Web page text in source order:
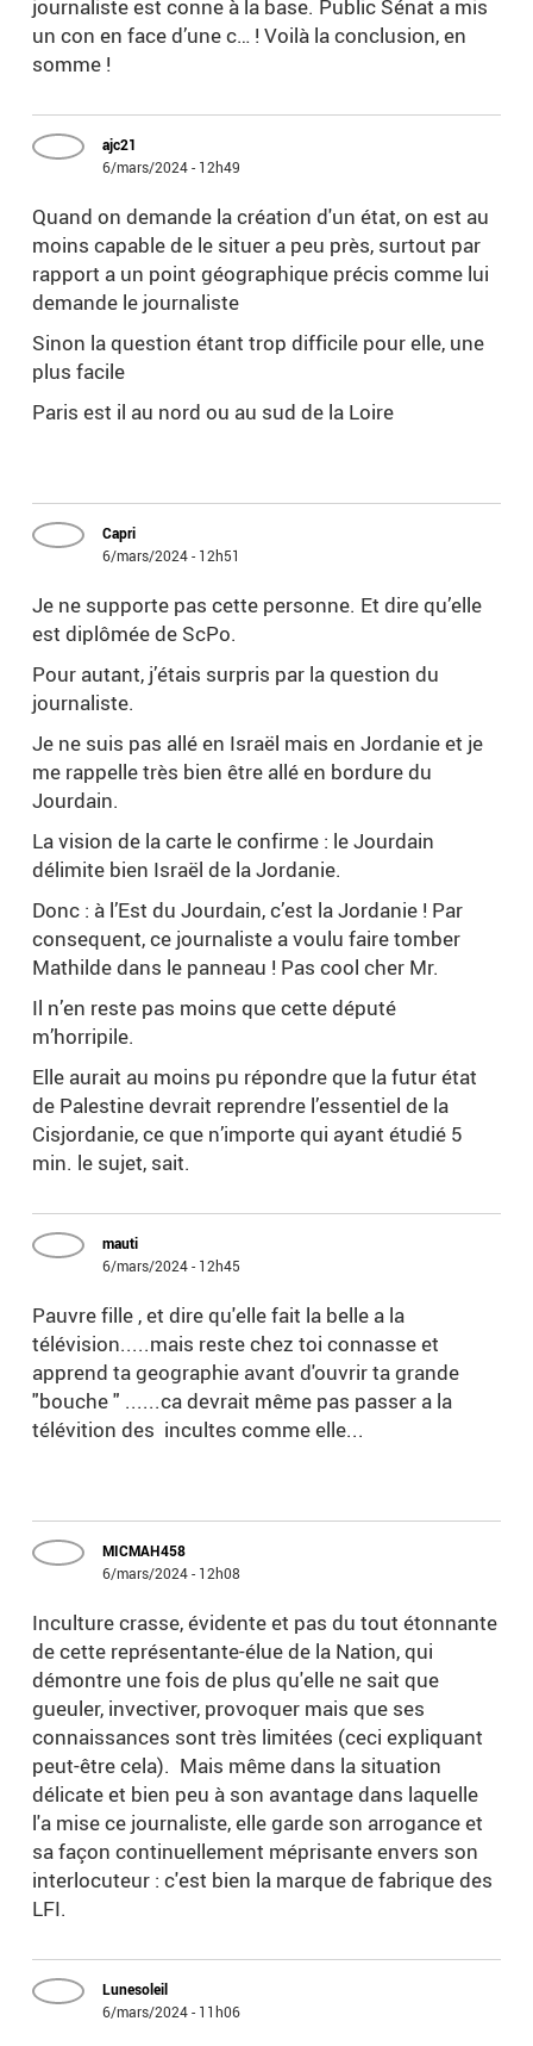
journaliste est conne à la base. Public Sénat a mis
un con en face d’une c… ! Voilà la conclusion, en
somme !
ajc21
6/mars/2024 - 12h49
Quand on demande la création d'un état, on est au
moins capable de le situer a peu près, surtout par
rapport a un point géographique précis comme lui
demande le journaliste
Sinon la question étant trop difficile pour elle, une
plus facile
Paris est il au nord ou au sud de la Loire
Capri
6/mars/2024 - 12h51
Je ne supporte pas cette personne. Et dire qu’elle
est diplômée de ScPo.
Pour autant, j’étais surpris par la question du
journaliste.
Je ne suis pas allé en Israël mais en Jordanie et je
me rappelle très bien être allé en bordure du
Jourdain.
La vision de la carte le confirme : le Jourdain
délimite bien Israël de la Jordanie.
Donc : à l’Est du Jourdain, c’est la Jordanie ! Par
consequent, ce journaliste a voulu faire tomber
Mathilde dans le panneau ! Pas cool cher Mr.
Il n’en reste pas moins que cette député
m’horripile.
Elle aurait au moins pu répondre que la futur état
de Palestine devrait reprendre l’essentiel de la
Cisjordanie, ce que n’importe qui ayant étudié 5
min. le sujet, sait.
mauti
6/mars/2024 - 12h45
Pauvre fille , et dire qu'elle fait la belle a la
télévision.....mais reste chez toi connasse et
apprend ta geographie avant d'ouvrir ta grande
"bouche " ......ca devrait même pas passer a la
télévition des incultes comme elle...
MICMAH458
6/mars/2024 - 12h08
Inculture crasse, évidente et pas du tout étonnante
de cette représentante-élue de la Nation, qui
démontre une fois de plus qu'elle ne sait que
gueuler, invectiver, provoquer mais que ses
connaissances sont très limitées (ceci expliquant
peut-être cela). Mais même dans la situation
délicate et bien peu à son avantage dans laquelle
l'a mise ce journaliste, elle garde son arrogance et
sa façon continuellement méprisante envers son
interlocuteur : c'est bien la marque de fabrique des
LFI.
Lunesoleil
6/mars/2024 - 11h06